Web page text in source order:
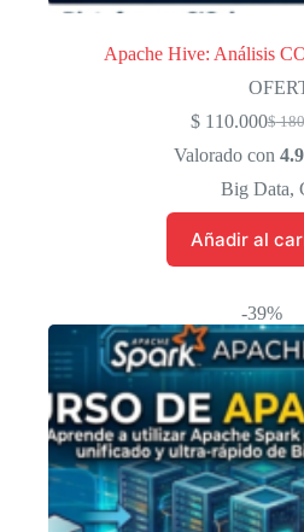
Apache Hive: Análisis
$
El
era:
$
$110.000El
es:
$
Valorado con
Big Data,
Añadir al
-39%